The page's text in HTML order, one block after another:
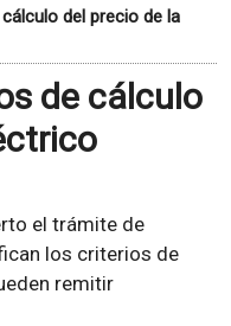
del precio de la
de cálculo
el trámite de
los criterios de
remitir